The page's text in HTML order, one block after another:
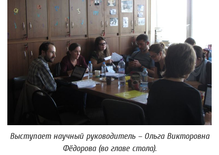
Выступает научный руководитель – Ольга Викторовна
Фёдорова (во главе стола).